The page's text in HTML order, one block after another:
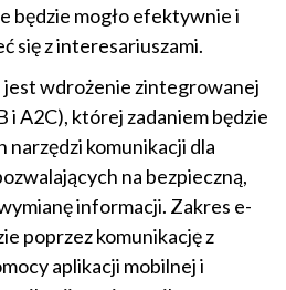
będzie mogło efektywnie i
się z interesariuszami.
wdrożenie zintegrowanej
i A2C), której zadaniem będzie
komunikacji dla
na bezpieczną,
informacji. Zakres e-
poprzez komunikację z
aplikacji mobilnej i